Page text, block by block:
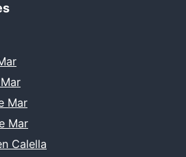
Mar
Mar
Calella